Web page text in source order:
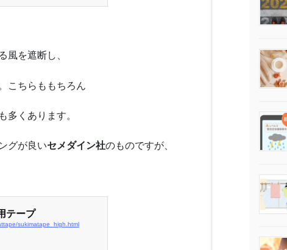
風を遮断し、
こちらももちろん
多くあります。
グが良いセメダイン社のものですが、
テープ
sukimatape_high.html